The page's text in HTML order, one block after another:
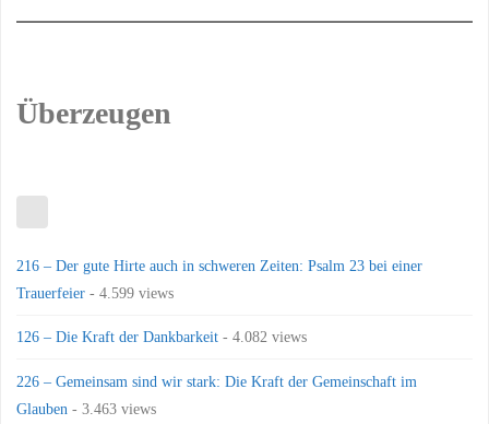
Überzeugen
216 – Der gute Hirte auch in schweren Zeiten: Psalm 23 bei einer
Trauerfeier - 4.599 views
126 – Die Kraft der Dankbarkeit - 4.082 views
226 – Gemeinsam sind wir stark: Die Kraft der Gemeinschaft im
Glauben - 3.463 views